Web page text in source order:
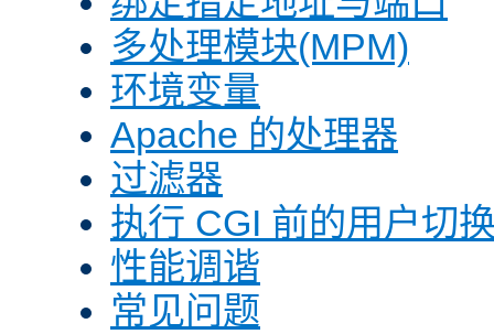
多处理模块(MPM)
环境变量
Apache 的处理器
过滤器
执行 CGI 前的用户切
性能调谐
常见问题